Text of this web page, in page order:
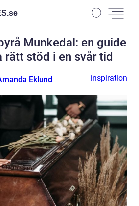
se
Munkedal: en guide
stöd i en svår tid
Eklund inspiration